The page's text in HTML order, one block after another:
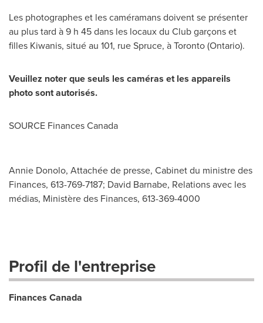
Les photographes et les caméramans doivent se présenter
au plus tard à 9 h 45 dans les locaux du Club garçons et
filles Kiwanis, situé au 101, rue Spruce, àToronto(Ontario).
Veuillez noter que seuls les caméras et les appareils
photo sont autorisés.
SOURCE Finances Canada
Annie Donolo, Attachée de presse, Cabinet du ministre des
Finances, 613-769-7187; David Barnabe, Relations avec les
médias, Ministère des Finances, 613-369-4000
Profil de l'entreprise
Finances Canada